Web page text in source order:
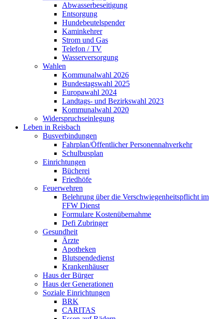
Abwasserbeseitigung
Entsorgung
Hundebeutelspender
Kaminkehrer
Strom und Gas
Telefon / TV
Wasserversorgung
Wahlen
Kommunalwahl 2026
Bundestagswahl 2025
Europawahl 2024
Landtags- und Bezirkswahl 2023
Kommunalwahl 2020
Widerspruchseinlegung
Leben in Reisbach
Busverbindungen
Fahrplan/Öffentlicher Personennahverkehr
Schulbusplan
Einrichtungen
Bücherei
Friedhöfe
Feuerwehren
Belehrung über die Verschwiegenheitspflicht im
FFW Dienst
Formulare Kostenübernahme
Defi Zubringer
Gesundheit
Ärzte
Apotheken
Blutspendedienst
Krankenhäuser
Haus der Bürger
Haus der Generationen
Soziale Einrichtungen
BRK
CARITAS